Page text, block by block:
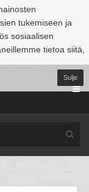
tukemiseen ja
sosiaalisen
tietoa siitä,
Sulje